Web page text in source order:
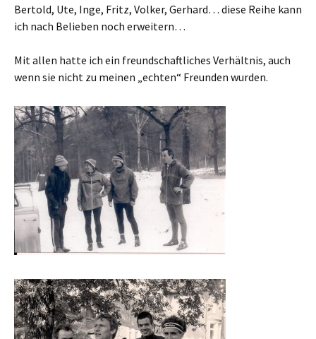
Bertold, Ute, Inge, Fritz, Volker, Gerhard… diese Reihe kann
ich nach Belieben noch erweitern…
Mit allen hatte ich ein freundschaftliches Verhältnis, auch
wenn sie nicht zu meinen „echten“ Freunden wurden.